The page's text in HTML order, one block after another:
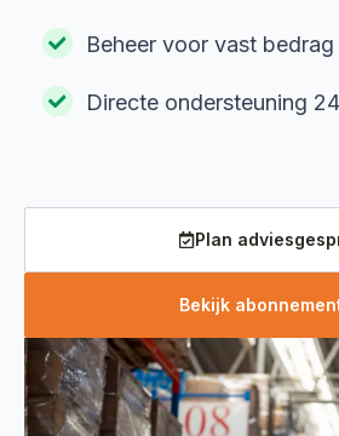
Beheer voor vast
Directe ondersteuning
Plan
Bekijk